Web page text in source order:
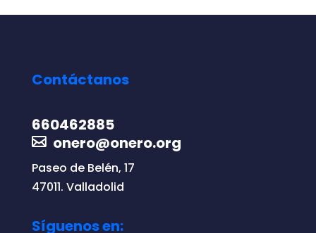
Contáctanos
660462885
onero@onero.org
Paseo de Belén, 17
47011. Valladolid
Síguenos en: